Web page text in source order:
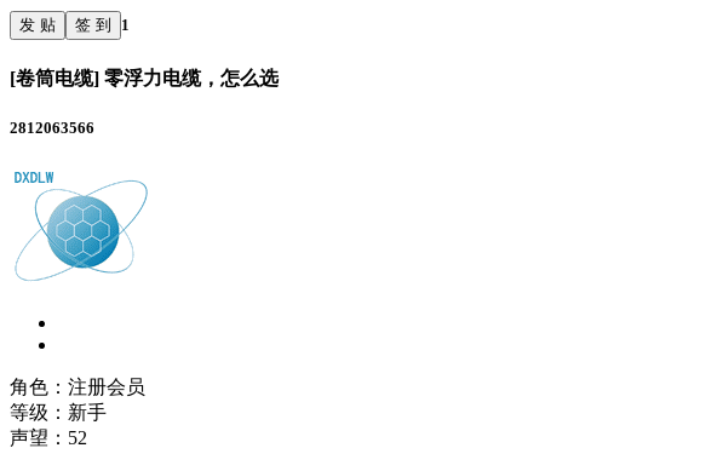
发 贴 签 到 1
[卷筒电缆] 零浮力电缆，怎么选
2812063566
角色：注册会员
等级：新手
声望： 52